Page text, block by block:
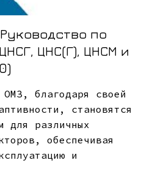
по
ЦНС(Г), ЦНСМ и
ОМЗ, благодаря своей
становятся
для различных
обеспечивая
и